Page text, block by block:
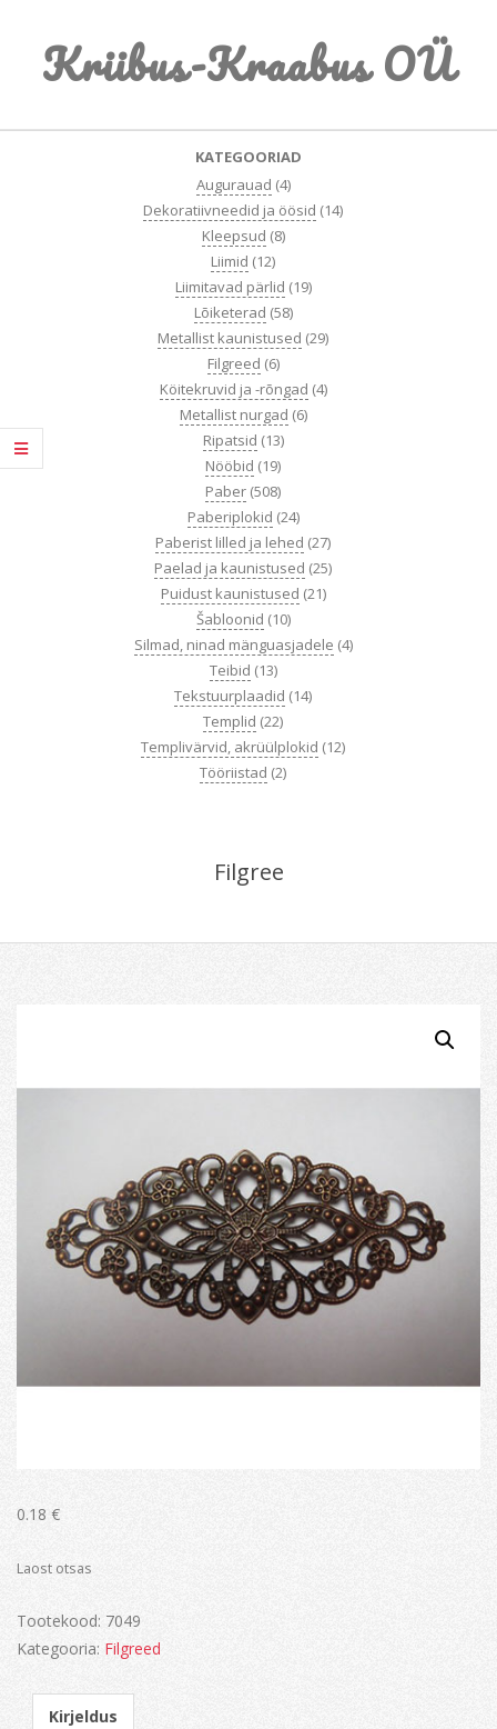
contentKriibus-Kraabus OÜ
KATEGOORIAD
Augurauad (4)
Dekoratiivneedid ja öösid (14)
Kleepsud (8)
Liimid (12)
Liimitavad pärlid (19)
Lõiketerad (58)
Metallist kaunistused (29)
Filgreed (6)
Köitekruvid ja -rõngad (4)
Metallist nurgad (6)
Ripatsid (13)
Nööbid (19)
Paber (508)
Paberiplokid (24)
Paberist lilled ja lehed (27)
Paelad ja kaunistused (25)
Puidust kaunistused (21)
Šabloonid (10)
Silmad, ninad mänguasjadele (4)
Teibid (13)
Tekstuurplaadid (14)
Templid (22)
Templivärvid, akrüülplokid (12)
Tööriistad (2)
Filgree
0.18 €
Laost otsas
Tootekood: 7049
Kategooria: Filgreed
Kirjeldus